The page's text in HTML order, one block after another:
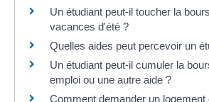
Un étudiant peut-il toucher la
vacances d'été ?
Quelles aides peut percevoir un
Un étudiant peut-il cumuler la
emploi ou une autre aide ?
Comment demander un logement